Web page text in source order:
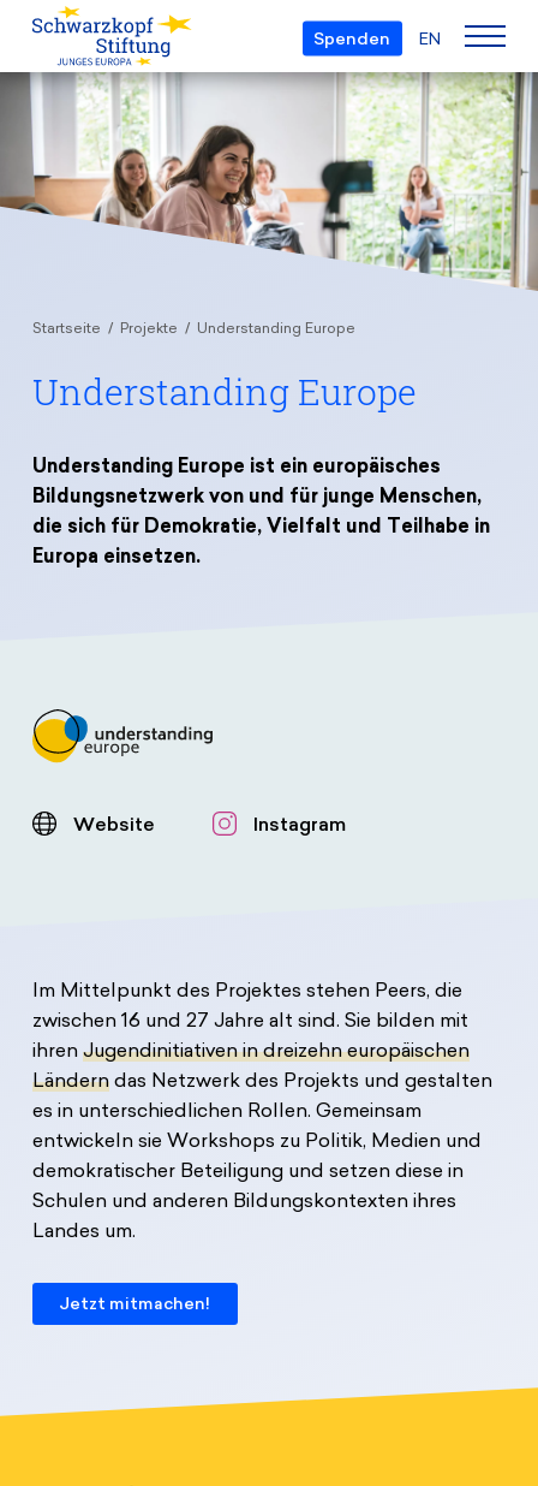
Spenden EN
Über uns
Die Stiftung
Team
Projekte
Postmigrant Europe
Young European of the Year
Schwarzkopf-Europa-Preis
Bildung & Reisen
Materialien
Reisestipendien
Europa Erleben
Aktuelles
Veranstaltungen
News
Spenden
Cookie-Einstellungen
Datenschutz
Startseite Projekte Understanding Europe
Understanding Europe
Understanding Europe ist ein europäisches
Bildungsnetzwerk von und für junge Menschen,
die sich für Demokratie, Vielfalt und Teilhabe in
Europa einsetzen.
Website Instagram
Im Mittelpunkt des Projektes stehen Peers, die
zwischen 16 und 27 Jahre alt sind. Sie bilden mit
ihren Jugendinitiativen in dreizehn europäischen
Länderndas Netzwerk des Projekts und gestalten
es in unterschiedlichen Rollen. Gemeinsam
entwickeln sie Workshops zu Politik, Medien und
demokratischer Beteiligung und setzen diese in
Schulen und anderen Bildungskontexten ihres
Landes um.
Jetzt mitmachen!